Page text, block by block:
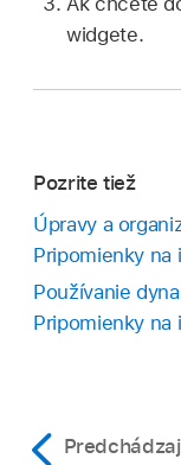
widgete.
Pozrite tiež
Úpravy a
Pripomienky na
Používanie
Pripomienky na